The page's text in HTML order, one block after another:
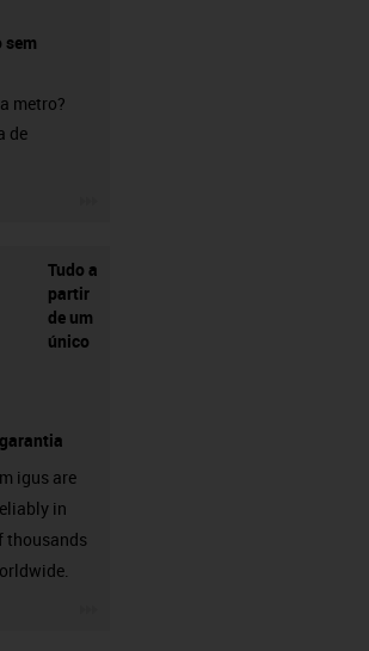
sem
metro?
de
Tudo a
partir
de um
único
igus are
in
thousands